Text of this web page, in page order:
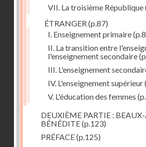
VII. La troisième République
ÉTRANGER(p.87)
I. Enseignement primaire
II. La transition entre
l'enseignement secondaire
III. L'enseignement
IV. L'enseignement supérieur
V. L'éducation des femmes
DEUXIÈME PARTIE :
BÉNÉDITE(p.123)
PRÉFACE(p.125)